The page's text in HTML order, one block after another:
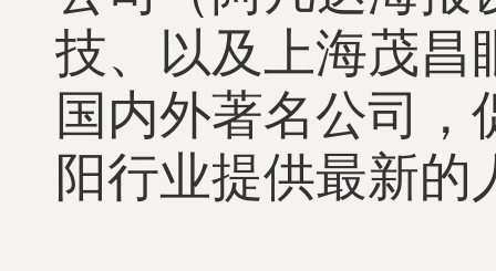
技、以及上海茂昌
国内外著名公司
阳行业提供最新的